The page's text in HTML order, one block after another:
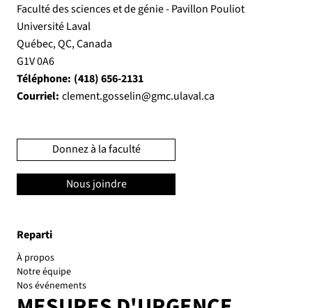
Reparti
À propos
Notre équipe
Nos événements
Faculté des sciences et de génie - Pavillon Pouliot
Université Laval
Québec, QC, Canada
G1V 0A6
Téléphone: (418) 656-2131
Courriel: clement.gosselin@gmc.ulaval.ca
Donnez à la faculté
Nous joindre